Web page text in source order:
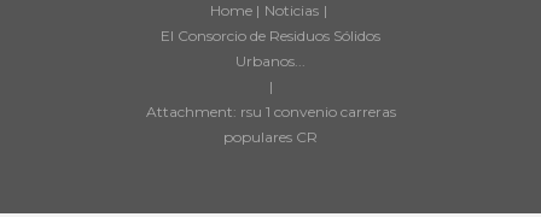
Home
Noticias
El Consorcio de Residuos Sólidos
Urbanos...
Attachment: rsu 1 convenio carreras
populares CR